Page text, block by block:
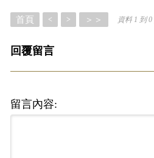
首頁 < > ＞＞ 資料 1 到 0
回覆留言
留言內容: